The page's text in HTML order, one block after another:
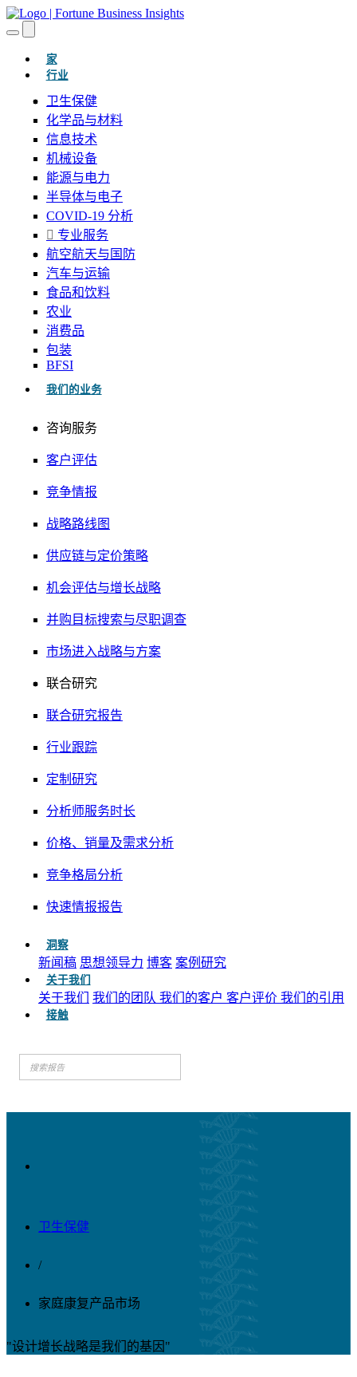
家(当前的)
行业
卫生保健
化学品与材料
信息技术
机械设备
能源与电力
半导体与电子
COVID-19 分析
专业服务
航空航天与国防
汽车与运输
食品和饮料
农业
消费品
包装
BFSI
我们的业务
咨询服务
客户评估
竞争情报
战略路线图
供应链与定价策略
机会评估与增长战略
并购目标搜索与尽职调查
市场进入战略与方案
联合研究
联合研究报告
行业跟踪
定制研究
分析师服务时长
价格、销量及需求分析
竞争格局分析
快速情报报告
洞察
新闻稿 思想领导力 博客 案例研究
关于我们
关于我们 我们的团队 我们的客户 客户评价 我们的引用
接触
卫生保健
/
家庭康复产品市场
"设计增长战略是我们的基因"